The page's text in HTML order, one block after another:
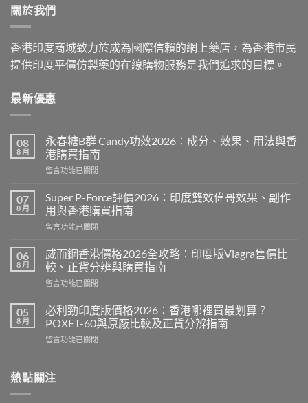
關於我們
香港印度商城致力於成為國際信賴的網上藥店，為香港市民
提供印度平價仿製藥的在線購物服務是我們追求的目標。
最新優惠
08
8 月
永春糖B群 Candy功效2026：成分、效果、用法與香
港購買指南
在
春
糖
B
群
功
效
2026：
成
效
果、
法
港
留言功能已關閉
07
8 月
Super P-Force評價2026：印度雙效偉哥效果、副作
用與香港購買指南
在
P-
Force
評
價
印
度
效
效
留言功能已關閉
06
8 月
威而鋼香港價格2026全攻略：印度版Viagra售價比
較、正貨分辨與購買指南
在
而
鋼
香
港
2026
留言功能已關閉
05
8 月
必利勁印度版價格2026：香港哪裡買最划算？
POXET-60與原廠比較及正貨分辨指南
在
勁
印
留言功能已關閉
熱點關注